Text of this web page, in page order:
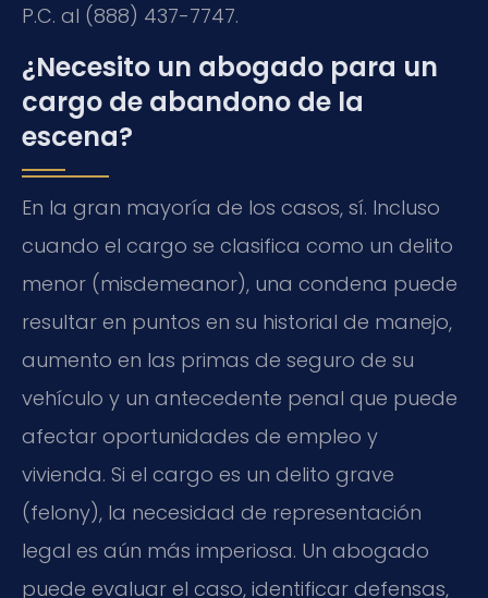
P.C. al (888) 437-7747.
¿Necesito un abogado para un
cargo de abandono de la
escena?
En la gran mayoría de los casos, sí. Incluso
cuando el cargo se clasifica como un delito
menor (misdemeanor), una condena puede
resultar en puntos en su historial de manejo,
aumento en las primas de seguro de su
vehículo y un antecedente penal que puede
afectar oportunidades de empleo y
vivienda. Si el cargo es un delito grave
(felony), la necesidad de representación
legal es aún más imperiosa. Un abogado
puede evaluar el caso, identificar defensas,